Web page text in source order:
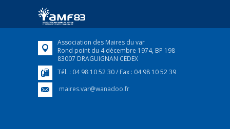
Association des Maires du var
Rond point du 4 décembre 1974, BP 198
83007 DRAGUIGNAN CEDEX
Tél. : 04 98 10 52 30 / Fax : 04 98 10 52 39
maires.var@wanadoo.fr